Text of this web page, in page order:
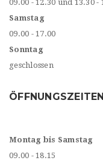
09.00 - 12.30 und 13.30 -
Samstag
09.00 - 17.00
Sonntag
geschlossen
Montag bis Samstag
09.00 - 18.15